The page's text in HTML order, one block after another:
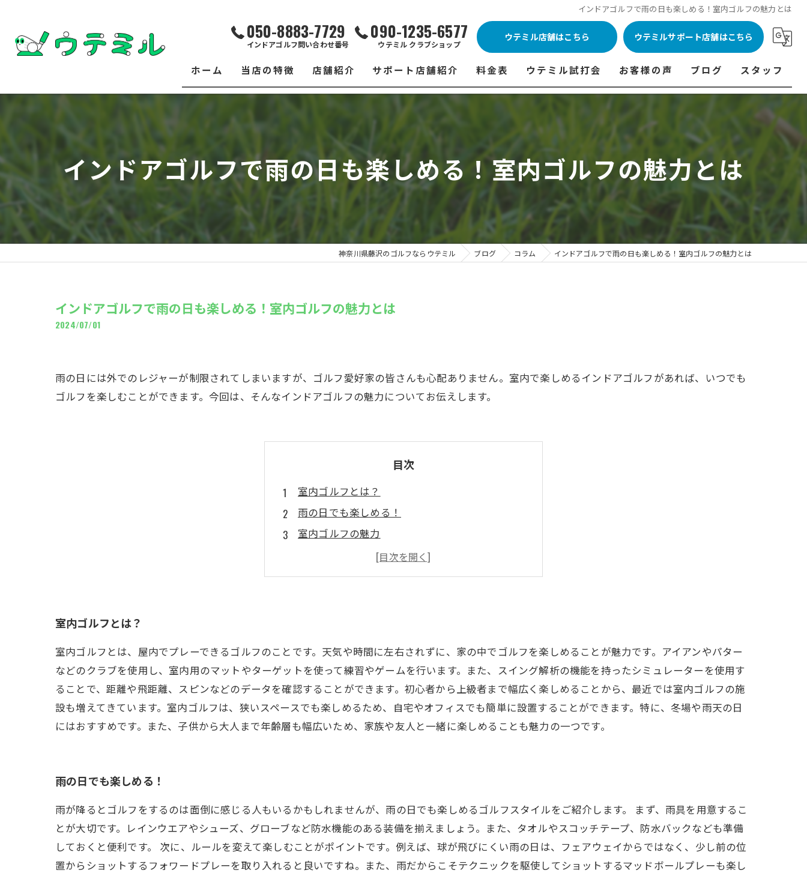
インドアゴルフで雨の日も楽しめる！室内ゴルフの魅力とは
050-8883-7729
インドアゴルフ問い合わせ番号
090-1235-6577
ウテミル クラブショップ
ウテミル店舗はこちら ウテミルサポート店舗はこちら
ホーム 当店の特徴
練習場
フィッティング
店舗紹介
ウテミル 浦安駅前店
市原インドアゴルフ
ウテミルスクール高崎店
サポート店舗紹介
シミュレーションゴルフ Caddy
スズヨンゴルフクラブ(SUZU4-GOLFCLUB)
料金表
浦安駅前店 料金表
市原インドアゴルフ 料金表
ウテミルスクール高崎店 料金表
サポート店舗 料金表
シミュレーションゴルフ Caddy 料金表
ウテミル試打会
ウテミル試打会とは・・・
ウテミル試打会日程
フィッテイング・試打会 商品ラインナップ一覧
よくある質問
試打会開催受付
お客様の声
フィッテイング・試打会参加者の声
ブログ スタッフ
代表あいさつ
インドアゴルフで雨の日も楽しめる！室内ゴルフの魅力とは
神奈川県藤沢のゴルフならウテミル ブログ コラム インドアゴルフで雨の日も楽しめる！室内ゴルフの魅力とは
インドアゴルフで雨の日も楽しめる！室内ゴルフの魅力とは
2024/07/01
雨の日には外でのレジャーが制限されてしまいますが、ゴルフ愛好家の皆さんも心配ありません。室内で楽しめるインドアゴルフがあれば、いつでも
ゴルフを楽しむことができます。今回は、そんなインドアゴルフの魅力についてお伝えします。
目次
室内ゴルフとは？
雨の日でも楽しめる！
室内ゴルフの魅力
家庭で室内ゴルフ
室内ゴルフとは？
室内ゴルフとは、屋内でプレーできるゴルフのことです。天気や時間に左右されずに、家の中でゴルフを楽しめることが魅力です。アイアンやパター
などのクラブを使用し、室内用のマットやターゲットを使って練習やゲームを行います。また、スイング解析の機能を持ったシミュレーターを使用す
ることで、距離や飛距離、スピンなどのデータを確認することができます。初心者から上級者まで幅広く楽しめることから、最近では室内ゴルフの施
設も増えてきています。室内ゴルフは、狭いスペースでも楽しめるため、自宅やオフィスでも簡単に設置することができます。特に、冬場や雨天の日
にはおすすめです。また、子供から大人まで年齢層も幅広いため、家族や友人と一緒に楽しめることも魅力の一つです。
雨の日でも楽しめる！
雨が降るとゴルフをするのは面倒に感じる人もいるかもしれませんが、雨の日でも楽しめるゴルフスタイルをご紹介します。 まず、雨具を用意するこ
とが大切です。レインウエアやシューズ、グローブなど防水機能のある装備を揃えましょう。また、タオルやスコッチテープ、防水バックなども準備
しておくと便利です。 次に、ルールを変えて楽しむことがポイントです。例えば、球が飛びにくい雨の日は、フェアウェイからではなく、少し前の位
置からショットするフォワードプレーを取り入れると良いですね。また、雨だからこそテクニックを駆使してショットするマッドボールプレーも楽し